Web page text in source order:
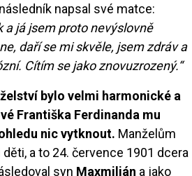
napsal své matce:
a já jsem proto nevýslovně
daří se mi skvěle, jsem zdráv a
Cítím se jako znovuzrozený.“
bylo velmi harmonické a
Františka Ferdinanda mu
nic vytknout. Manželům
a to 24. července 1901 dcera
syn Maxmilián a jako